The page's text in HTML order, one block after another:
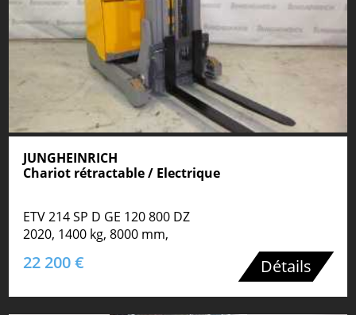
JUNGHEINRICH
Chariot rétractable / Electrique
ETV 214 SP D GE 120 800 DZ
2020, 1400 kg, 8000 mm,
22 200 € Détails